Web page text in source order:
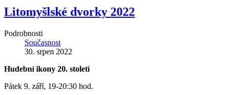
Litomyšlské dvorky 2022
Podrobnosti
Současnost
30. srpen 2022
Hudební ikony 20. století
Pátek 9. září, 19-20:30 hod.